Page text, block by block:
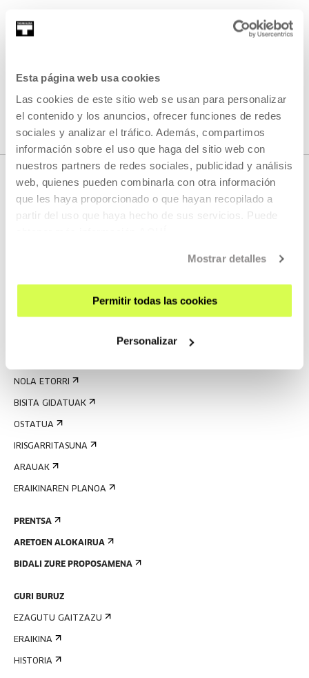
Esta página web usa cookies
Las cookies de este sitio web se usan para personalizar
el contenido y los anuncios, ofrecer funciones de redes
sociales y analizar el tráfico. Además, compartimos
información sobre el uso que haga del sitio web con
nuestros partners de redes sociales, publicidad y análisis
web, quienes pueden combinarla con otra información
que les haya proporcionado o que hayan recopilado a
partir del uso que haya hecho de sus servicios. Puede
Mostrar detalles
Permitir todas las cookies
Personalizar
GEHIAGO IRAKURRI
IKUSI ARTISTA ETA SORTZAILE GUZTIAK
EMAN IZENA BULETINEAN
NOLA ETORRI
BISITA GIDATUAK
OSTATUA
IRISGARRITASUNA
ARAUAK
ERAIKINAREN PLANOA
PRENTSA
ARETOEN ALOKAIRUA
BIDALI ZURE PROPOSAMENA
GURI BURUZ
EZAGUTU GAITZAZU
ERAIKINA
HISTORIA